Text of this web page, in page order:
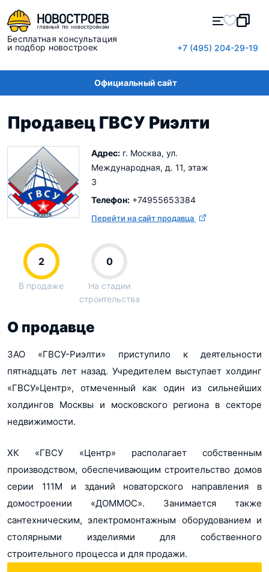
Бесплатная консультация
и подбор новостроек
+7 (495) 204-29-19
Официальный сайт
Продавец ГВСУ Риэлти
Адрес: г. Москва, ул.
Международная, д. 11, этаж
3
Телефон: +74955653384
Перейти на сайт продавца
2
В продаже
0
На стадии
строительства
О продавце
ЗАО «ГВСУ-Риэлти» приступило к деятельности
пятнадцать лет назад. Учредителем выступает холдинг
«ГВСУ»Центр», отмеченный как один из сильнейших
холдингов Москвы и московского региона в секторе
недвижимости.
ХК «ГВСУ «Центр» располагает собственным
производством, обеспечивающим строительство домов
серии 111М и зданий новаторского направления в
домостроении «ДОММОС». Занимается также
сантехническим, электромонтажным оборудованием и
столярными изделиями для собственного
строительного процесса и для продажи.